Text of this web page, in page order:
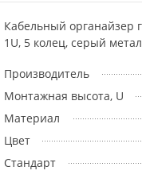
Кабельный органайзер
1U, 5 колец, серый
Производитель
Монтажная высота, U
Материал
Цвет
Стандарт